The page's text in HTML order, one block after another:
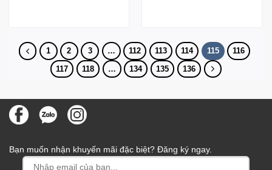
1 2 3 … 112 113 114 115
116
117
118 … 134 135 136
Bạn muốn nhận khuyến mãi đặc biệt? Đăng ký ngay.